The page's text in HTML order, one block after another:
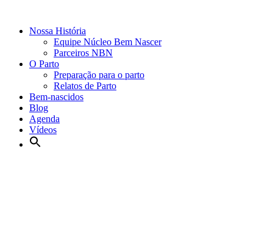
Nossa História
Equipe Núcleo Bem Nascer
Parceiros NBN
O Parto
Preparação para o parto
Relatos de Parto
Bem-nascidos
Blog
Agenda
Vídeos